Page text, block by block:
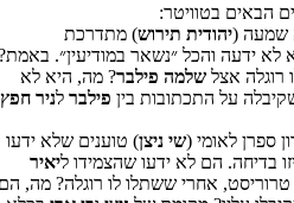
יהודית תירוש) מתדרכת
והכל ״נשאר במודיעין״. באמת?!
אצל שלמה פילבר? מה, היא לא
על התכתובות ביןפילברלניר חפץ ?
לאומי (שי ניצן) טוענים שלא ידעו
הם לא ידעו שהצמידו ליאיר
אחרי ששתלו לו רוגלה? מה, הם לא